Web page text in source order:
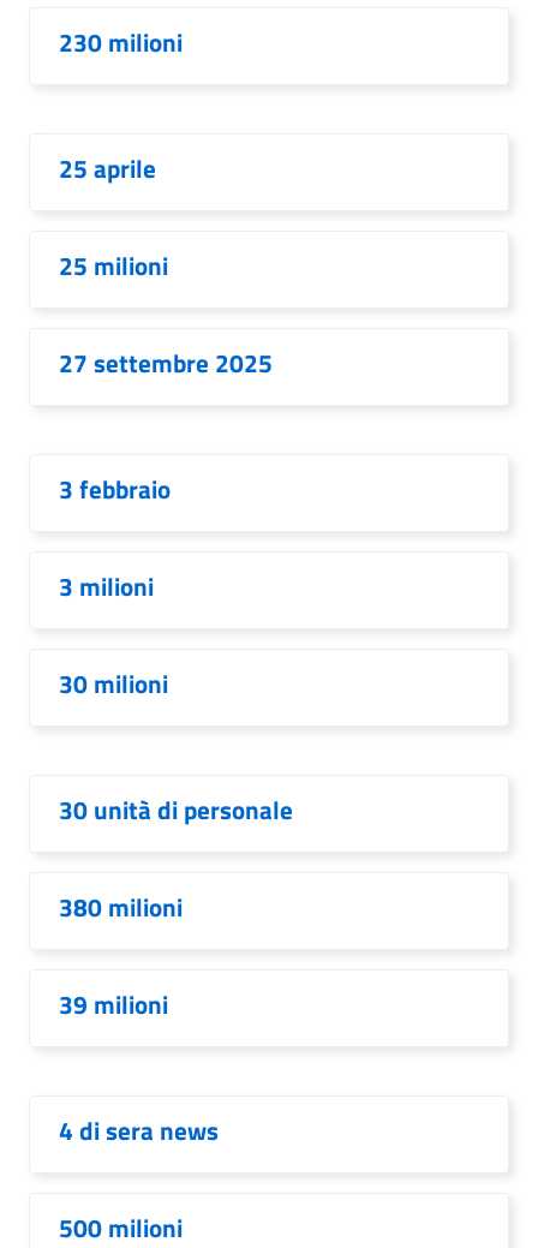
230 milioni
25 aprile
25 milioni
27 settembre 2025
3 febbraio
3 milioni
30 milioni
30 unità di personale
380 milioni
39 milioni
4 di sera news
500 milioni